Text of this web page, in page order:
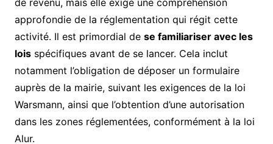
approfondie de la réglementation qui régit cette
activité. Il est primordial de se familiariser avec les
loisspécifiques avant de se lancer. Cela inclut
notamment l’obligation de déposer un formulaire
auprès de la mairie, suivant les exigences de la loi
Warsmann, ainsi que l’obtention d’une autorisation
dans les zones réglementées, conformément à la loi
Alur.